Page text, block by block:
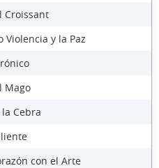
Croissant
y la Paz
Mago
Cebra
con el Arte